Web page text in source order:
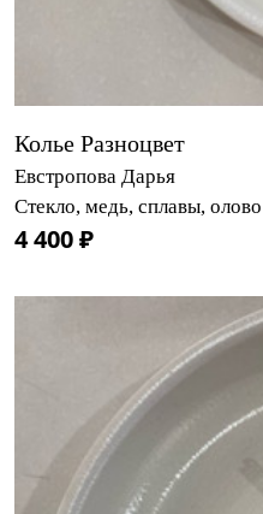
Колье Разноцвет
Евстропова Дарья
Стекло, медь, сплавы, олово
4 400 ₽